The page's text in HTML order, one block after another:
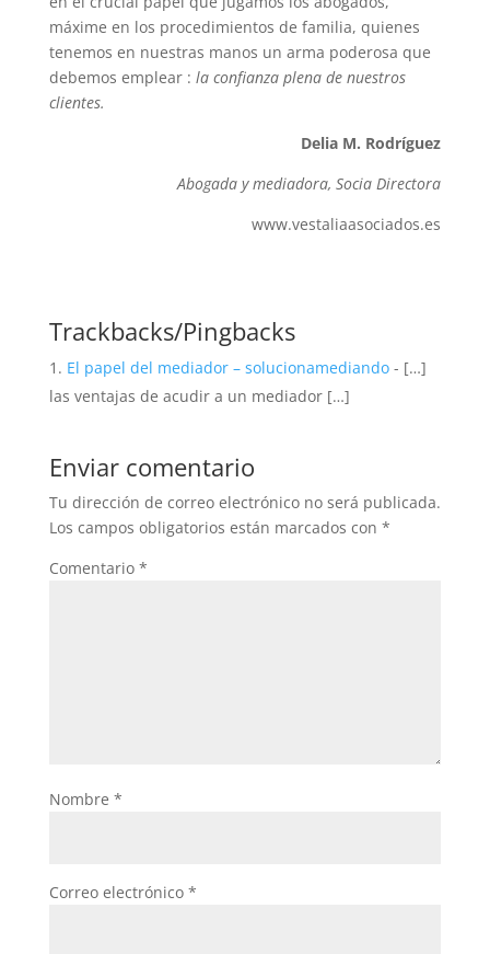
máxime en los procedimientos de familia, quienes
tenemos en nuestras manos un arma poderosa que
debemos emplear : la confianza plena de nuestros
clientes.
Delia M. Rodríguez
Abogada y mediadora, Socia Directora
www.vestaliaasociados.es
Trackbacks/Pingbacks
El papel del mediador – solucionamediando- […]
las ventajas de acudir a un mediador […]
Enviar comentario
Tu dirección de correo electrónico no será publicada.
Los campos obligatorios están marcados con *
Comentario *
Nombre *
Correo electrónico *